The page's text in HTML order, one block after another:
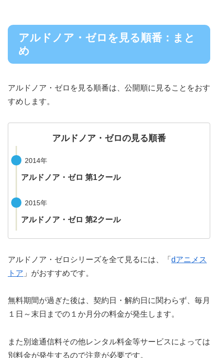
アルドノア・ゼロを見る順番：まと
め
アルドノア・ゼロを見る順番は、公開順に見ることをおす
すめします。
アルドノア・ゼロの見る順番
2014年
アルドノア・ゼロ 第1クール
2015年
アルドノア・ゼロ 第2クール
アルドノア・ゼロシリーズを全て見るには、「 dアニメス
トア 」がおすすめです。
無料期間が過ぎた後は、契約日・解約日に関わらず、毎月
１日～末日までの１か月分の料金が発生します。
また別途通信料その他レンタル料金等サービスによっては
別料金が発生するので注意が必要です。